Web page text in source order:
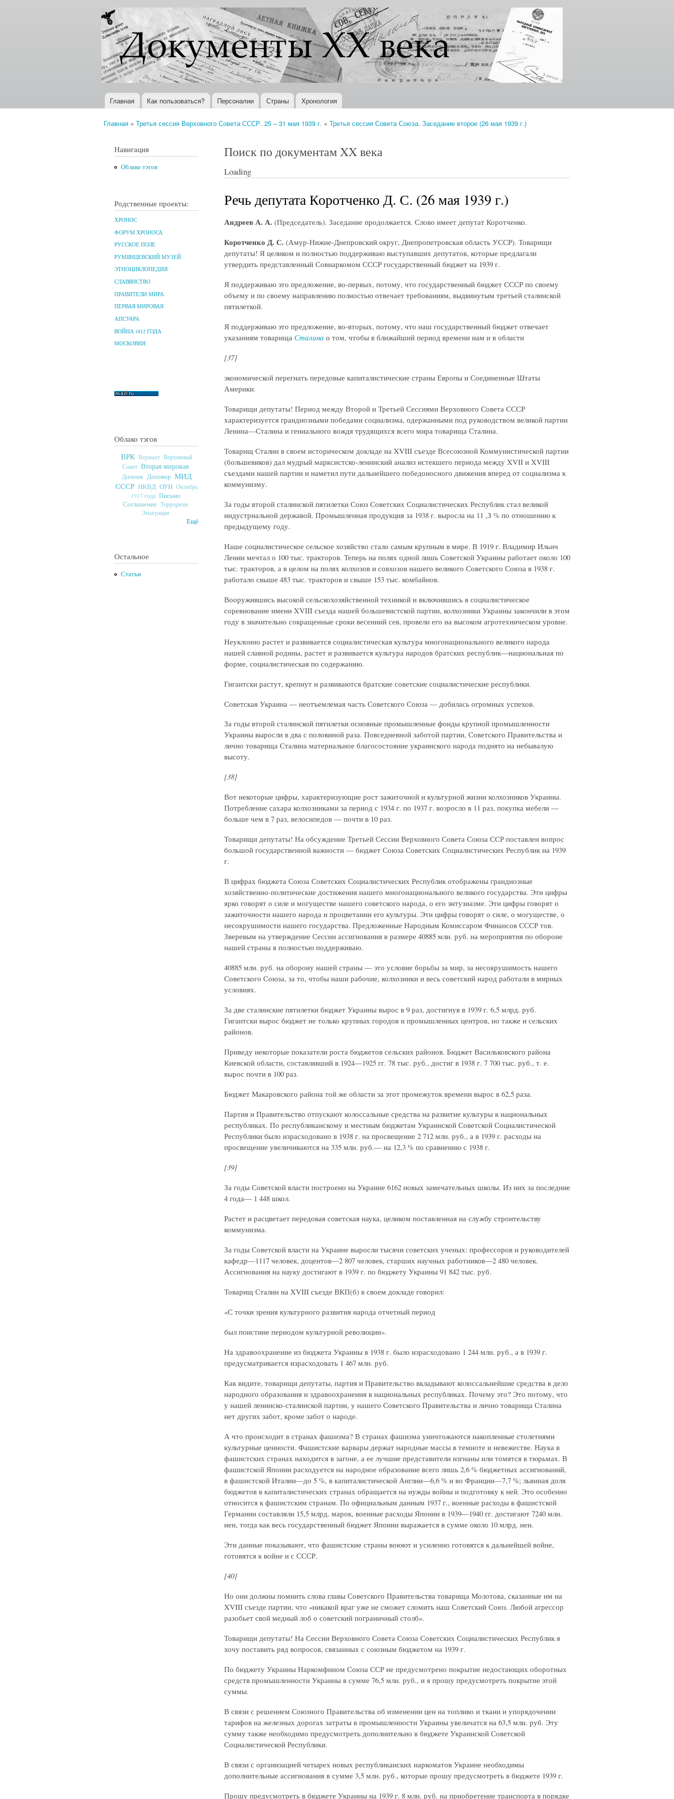
Перейти к
основному
содержанию
Документы
XX века
Всемирная
история в
Интернете
Главное меню
Главная Как пользоваться? Персоналии Страны Хронология
Главная » Третья сессия Верховного Совета СССР. 25 – 31 мая 1939 г. » Третья сессия Совета Союза. Заседание второе (26 мая 1939 г.)
Навигация
Облако тэгов
Родственные проекты:
ХРОНОС
ФОРУМ ХРОНОСА
РУССКОЕ ПОЛЕ
РУМЯНЦЕВСКИЙ МУЗЕЙ
ЭТНОЦИКЛОПЕДИЯ
СЛАВЯНСТВО
ПРАВИТЕЛИ МИРА
ПЕРВАЯ МИРОВАЯ
АПСУАРА
ВОЙНА 1812 ГОДА
МОСКОВИЯ
Облако тэгов
ВРК Вермахт Верховный
Совет Вторая мировая
Дневник Договор МИД
СССР НКВД ОУН Октябрь
1917 года Письмо
Соглашение Терроризм
Эмиграция
Ещё
Остальное
Статьи
Поиск по документам XX века
Loading
Речь депутата Коротченко Д. С. (26 мая 1939 г.)
Андреев А. А. (Председатель). Заседание продолжается. Слово имеет депутат Коротченко.
Коротченко Д. С. (Амур-Нижне-Днепровский округ, Днепропетровская область УССР). Товарищи
депутаты! Я целиком и полностью поддерживаю выступавших депутатов, которые предлагали
утвердить представленный Совнаркомом СССР государственный бюджет на 1939 г.
Я поддерживаю это предложение, во-первых, потому, что государственный бюджет СССР по своему
объему и по своему направлению полностью отвечает требованиям, выдвинутым третьей сталинской
пятилеткой.
Я поддерживаю это предложение, во-вторых, потому, что наш государственный бюджет отвечает
указаниям товарища Сталина о том, чтобы в ближайший период времени нам и в области
[37]
экономической перегнать передовые капиталистические страны Европы и Соединенные Штаты
Америки.
Товарищи депутаты! Период между Второй и Третьей Сессиями Верховного Совета СССР
характеризуется грандиозными победами социализма, одержанными под руководством великой партии
Ленина—Сталина и гениального вождя трудящихся всего мира товарища Сталина.
Товарищ Сталин в своем историческом докладе на XVIII съезде Всесоюзной Коммунистической партии
(большевиков) дал мудрый марксистско-ленинский анализ истекшего периода между XVII и XVIII
съездами нашей партии и наметил пути дальнейшего победоносного движения вперед от социализма к
коммунизму.
За годы второй сталинской пятилетки Союз Советских Социалистических Республик стал великой
индустриальной державой. Промышленная продукция за 1938 г. выросла на 11 ,З % по отношению к
предыдущему году.
Наше социалистическое сельское хозяйство стало самым крупным в мире. В 1919 г. Владимир Ильич
Ленин мечтал о 100 тыс. тракторов. Теперь на полях одной лишь Советской Украины работает около 100
тыс. тракторов, а в целом на полях колхозов и совхозов нашего великого Советского Союза в 1938 г.
работало свыше 483 тыс. тракторов и свыше 153 тыс. комбайнов.
Вооружившись высокой сельскохозяйственной техникой и включившись в социалистическое
соревнование имени XVIII съезда нашей большевистской партии, колхозники Украины закончили в этом
году в значительно сокращенные сроки весенний сев, провели его на высоком агротехническом уровне.
Неуклонно растет и развивается социалистическая культура многонационального великого народа
нашей славной родины, растет и развивается культура народов братских республик—национальная по
форме, социалистическая по содержанию.
Гигантски растут, крепнут и развиваются братские советские социалистические республики.
Советская Украина — неотъемлемая часть Советского Союза — добилась огромных успехов.
За годы второй сталинской пятилетки основные промышленные фонды крупной промышленности
Украины выросли в два с половиной раза. Повседневной заботой партии, Советского Правительства и
лично товарища Сталина материальное благосостояние украинского народа поднято на небывалую
высоту.
[38]
Вот некоторые цифры, характеризующие рост зажиточной и культурной жизни колхозников Украины.
Потребление сахара колхозниками за период с 1934 г. по 1937 г. возросло в 11 раз, покупка мебели —
больше чем в 7 раз, велосипедов — почти в 10 раз.
Товарищи депутаты! На обсуждение Третьей Сессии Верховного Совета Союза ССР поставлен вопрос
большой государственной важности — бюджет Союза Советских Социалистических Республик на 1939
г.
В цифрах бюджета Союза Советских Социалистических Республик отображены грандиозные
хозяйственно-политические достижения нашего многонационального великого государства. Эти цифры
ярко говорят о силе и могуществе нашего советского народа, о его энтузиазме. Эти цифры говорят о
зажиточности нашего народа и процветании его культуры. Эти цифры говорят о силе, о могуществе, о
несокрушимости нашего государства. Предложенные Народным Комиссаром Финансов СССР тов.
Зверевым на утверждение Сессии ассигнования в размере 40885 млн. руб. на мероприятия по обороне
нашей страны я полностью поддерживаю.
40885 млн. руб. на оборону нашей страны — это условие борьбы за мир, за несокрушимость нашего
Советского Союза, за то, чтобы наши рабочие, колхозники и весь советский народ работали в мирных
условиях.
За две сталинские пятилетки бюджет Украины вырос в 9 раз, достигнув в 1939 г. 6,5 млрд. руб.
Гигантски вырос бюджет не только крупных городов и промышленных центров, но также и сельских
районов.
Приведу некоторые показатели роста бюджетов сельских районов. Бюджет Васильковского района
Киевской области, составлявший в 1924—1925 гг. 78 тыс. руб., достиг в 1938 г. 7 700 тыс. руб., т. е.
вырос почти в 100 раз.
Бюджет Макаровского района той же области за этот промежуток времени вырос в 62,5 раза.
Партия и Правительство отпускают колоссальные средства на развитие культуры в национальных
республиках. По республиканскому и местным бюджетам Украинской Советской Социалистической
Республики было израсходовано в 1938 г. на просвещение 2 712 млн. руб., а в 1939 г. расходы на
просвещение увеличиваются на 335 млн. руб.— на 12,3 % по сравнению с 1938 г.
[39]
За годы Советской власти построено на Украине 6162 новых замечательных школы. Из них за последние
4 года— 1 448 школ.
Растет и расцветает передовая советская наука, целиком поставленная на службу строительству
коммунизма.
За годы Советской власти на Украине выросли тысячи советских ученых: профессоров и руководителей
кафедр—1117 человек, доцентов—2 807 человек, старших научных работников—2 480 человек.
Ассигнования на науку достигают в 1939 г. по бюджету Украины 91 842 тыс. руб.
Товарищ Сталин на XVIII съезде ВКП(б) в своем докладе говорил:
«С точки зрения культурного развития народа отчетный период
был поистине периодом культурной революции».
На здравоохранение из бюджета Украины в 1938 г. было израсходовано 1 244 млн. руб., а в 1939 г.
предусматривается израсходовать 1 467 млн. руб.
Как видите, товарищи депутаты, партия и Правительство вкладывают колоссальнейшие средства в дело
народного образования и здравоохранения в национальных республиках. Почему это? Это потому, что
у нашей ленинско-сталинской партии, у нашего Советского Правительства и лично товарища Сталина
нет других забот, кроме забот о народе.
А что происходит в странах фашизма? В странах фашизма уничтожаются накопленные столетиями
культурные ценности. Фашистские варвары держат народные массы в темноте и невежестве. Наука в
фашистских странах находится в загоне, а ее лучшие представители изгнаны или томятся в тюрьмах. В
фашистской Японии расходуется на народное образование всего лишь 2,6 % бюджетных ассигнований,
в фашистской Италии—до 5 %, в капиталистической Англии—6,6 % и во Франции—7,7 %; львиная доля
бюджетов в капиталистических странах обращается на нужды войны и подготовку к ней. Это особенно
относится к фашистским странам. По официальным данным 1937 г., военные расходы в фашистской
Германии составляли 15,5 млрд. марок, военные расходы Японии в 1939—1940 гг. достигают 7240 млн.
иен, тогда как весь государственный бюджет Японии выражается в сумме около 10 млрд. иен.
Эти данные показывают, что фашистские страны воюют и усиленно готовятся к дальнейшей войне,
готовятся к войне и с СССР.
[40]
Но они должны помнить слова главы Советского Правительства товарища Молотова, сказанные им на
XVIII съезде партии, что «никакой враг уже не сможет сломить наш Советский Союз. Любой агрессор
разобьет свой медный лоб о советский пограничный столб».
Товарищи депутаты! На Сессии Верховного Совета Союза Советских Социалистических Республик я
хочу поставить ряд вопросов, связанных с союзным бюджетом на 1939 г.
По бюджету Украины Наркомфином Союза ССР не предусмотрено покрытие недостающих оборотных
средств промышленности Украины в сумме 76,5 млн. руб., и я прошу предусмотреть покрытие этой
суммы.
В связи с решением Союзного Правительства об изменении цен на топливо и ткани и упорядочении
тарифов на железных дорогах затраты в промышленности Украины увеличатся на 63,5 млн. руб. Эту
сумму также необходимо предусмотреть дополнительно в бюджете Украинской Советской
Социалистической Республики.
В связи с организацией четырех новых республиканских наркоматов Украине необходимы
дополнительные ассигнования в сумме 3,5 млн. руб., которые прошу предусмотреть в бюджете 1939 г.
Прошу предусмотреть в бюджете Украины на 1939 г. 8 млн. руб. на приобретение транспорта в порядке